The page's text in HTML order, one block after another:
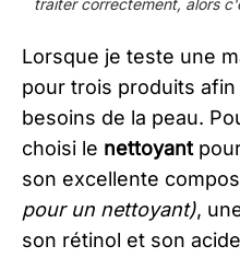
traiter correctement, alors
Lorsque je teste une
pour trois produits
besoins de la peau.
choisi le nettoyant
son excellente
pour un nettoyant),
son rétinol et son